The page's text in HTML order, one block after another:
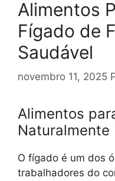
Alimentos
Fígado de
Saudável
novembro 11, 2025
Alimentos
Naturalmente
O fígado é um dos
trabalhadores do